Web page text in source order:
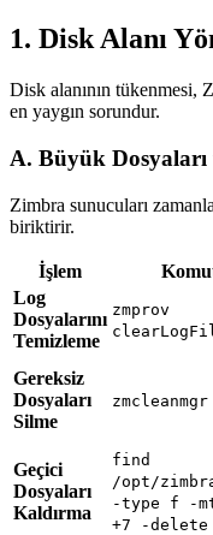
1. Disk Alanı
Disk alanının tükenmesi,
en yaygın sorundur.
A. Büyük Dosyaları
Zimbra sunucuları
biriktirir.
İşlem
Log
Dosyalarını
Temizleme
zmprov
Gereksiz
Dosyaları
Silme
Geçici
Dosyaları
Kaldırma
find
/opt/
-type f -
+7 -delete